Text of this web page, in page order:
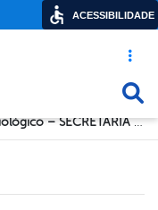
Acesso
Informe Epidemiológico – SECRETARIA DE SAÚDE DE CABROBÓ – 18/01/2022
ACESSIBILIDADE